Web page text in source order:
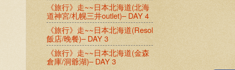
《旅行》走~~日本北海道(北海
道神宮/札幌三井outlet)– DAY 4
《旅行》走~~日本北海道(Resol
飯店/晚餐)– DAY 3
《旅行》走~~日本北海道(金森
倉庫/洞爺湖)– DAY 3